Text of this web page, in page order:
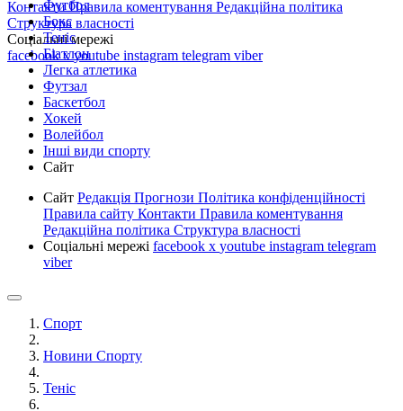
КонтактиПравила коментування Редакційна політика
Структура власності
Соціальні мережі
facebookxyoutube instagram telegram viber
Футбол
Бокс
Теніс
Біатлон
Легка атлетика
Футзал
Баскетбол
Хокей
Волейбол
Інші види спорту
Сайт
Сайт Редакція Прогнози Політика конфіденційності
Правила сайту Контакти Правила коментування
Редакційна політика Структура власності
Соціальні мережі facebook x youtube instagram telegram
viber
Спорт
Новини Спорту
Теніс